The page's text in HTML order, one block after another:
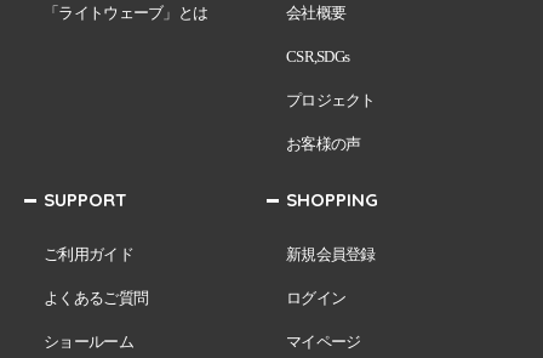
「ライトウェーブ」とは 会社概要
CSR,SDGs
プロジェクト
お客様の声
SUPPORT
ご利用ガイド
よくあるご質問
ショールーム
SHOPPING
新規会員登録
ログイン
マイページ